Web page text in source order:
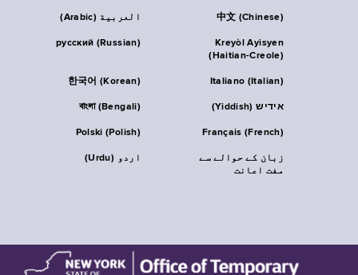
العربية (Arabic) 中文 (Chinese)
русский (Russian)
Kreyòl Ayisyen
(Haitian-Creole)
한국어 (Korean) Italiano (Italian)
বাংলা (Bengali) אידיש (Yiddish)
Polski (Polish) Français (French)
اردو (Urdu)
زبان کے حوالے سے
مفت اعانت